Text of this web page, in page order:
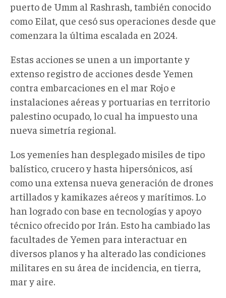
puerto de Umm al Rashrash, también conocido
como Eilat, que cesó sus operaciones desde que
comenzara la última escalada en 2024.
Estas acciones se unen a un importante y
extenso registro de acciones desde Yemen
contra embarcaciones en el mar Rojo e
instalaciones aéreas y portuarias en territorio
palestino ocupado, lo cual ha impuesto una
nueva simetría regional.
Los yemeníes han desplegado misiles de tipo
balístico, crucero y hasta hipersónicos, así
como una extensa nueva generación de drones
artillados y kamikazes aéreos y marítimos. Lo
han logrado con base en tecnologías y apoyo
técnico ofrecido por Irán. Esto ha cambiado las
facultades de Yemen para interactuar en
diversos planos y ha alterado las condiciones
militares en su área de incidencia, en tierra,
mar y aire.